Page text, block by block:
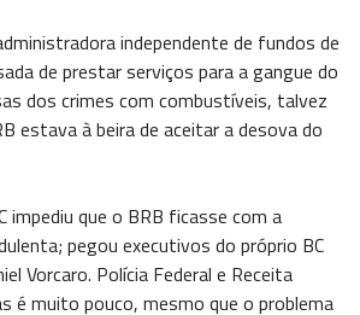
independente de fundos de
de prestar serviços para a gangue do
dos crimes com combustíveis, talvez
estava à beira de aceitar a desova do
impediu que o BRB ficasse com a
pegou executivos do próprio BC
Vorcaro. Polícia Federal e Receita
é muito pouco, mesmo que o problema